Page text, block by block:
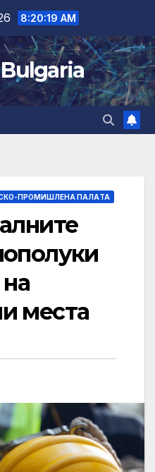
8:20:20 AM
ПРОМИШЛЕНА ПАЛAТА
места